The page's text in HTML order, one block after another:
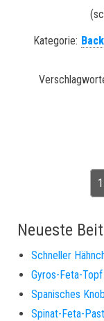
Kategorie:
1
Neueste
Schneller
Gyros-Feta-
Spanisches
Spinat-Feta-